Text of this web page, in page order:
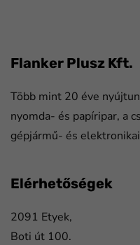
Flanker Plusz Kft.
Több mint 20 éve
nyomda- és papíripar, a
gépjármű- és
Elérhetőségek
2091 Etyek,
Boti út 100.